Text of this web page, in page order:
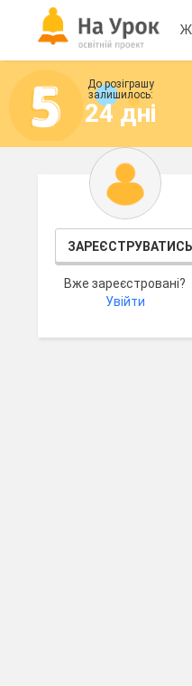
До розіграшу
залишилось:
24 дні
ЗАРЕЄСТРУВАТИСЬ
Вже зареєстровані?
Увійти